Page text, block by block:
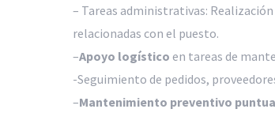
– Tareas administrativas: Realización
relacionadas con el puesto.
–Apoyo logístico en tareas de
-Seguimiento de pedidos,
–Mantenimiento preventivo